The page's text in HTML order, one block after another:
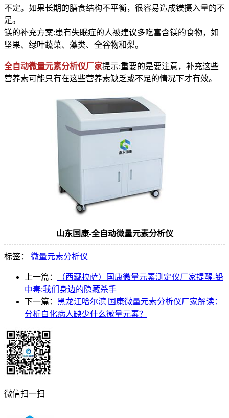
不定。如果长期的膳食结构不平衡，很容易造成镁摄入量的不
足。
镁的补充方案:患有失眠症的人被建议多吃富含镁的食物，如
坚果、绿叶蔬菜、藻类、全谷物和梨。
全自动微量元素分析仪厂家提示:重要的是要注意，补充这些
营养素可能只有在这些营养素缺乏或不足的情况下才有效。
山东国康-全自动微量元素分析仪
标签： 微量元素分析仪
上一篇：
（西藏拉萨）国康微量元素测定仪厂家提醒-铅
中毒:我们身边的隐藏杀手
下一篇： 黑龙江哈尔滨|国康微量元素分析仪厂家解读：
分析白化病人缺少什么微量元素？
微信扫一扫